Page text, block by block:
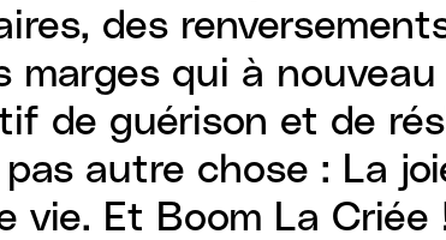
des
marges qui à
de guérison et de
autre chose : La
Et Boom La Criée